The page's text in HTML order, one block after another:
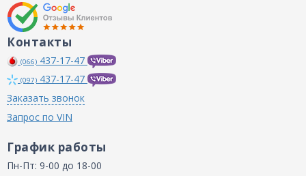
Контакты
(066) 437-17-47
(097) 437-17-47
Заказать звонок
Запрос по VIN
График работы
Пн-Пт: 9-00 до 18-00